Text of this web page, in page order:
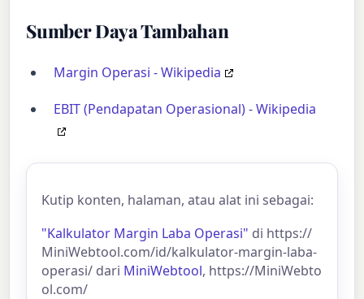
Sumber Daya Tambahan
Margin Operasi - Wikipedia
EBIT (Pendapatan Operasional) - Wikipedia
Kutip konten, halaman, atau alat ini sebagai:
"Kalkulator Margin Laba Operasi" di https://
MiniWebtool.com/id/kalkulator-margin-laba-
operasi/ dari MiniWebtool, https://MiniWebto
ol.com/